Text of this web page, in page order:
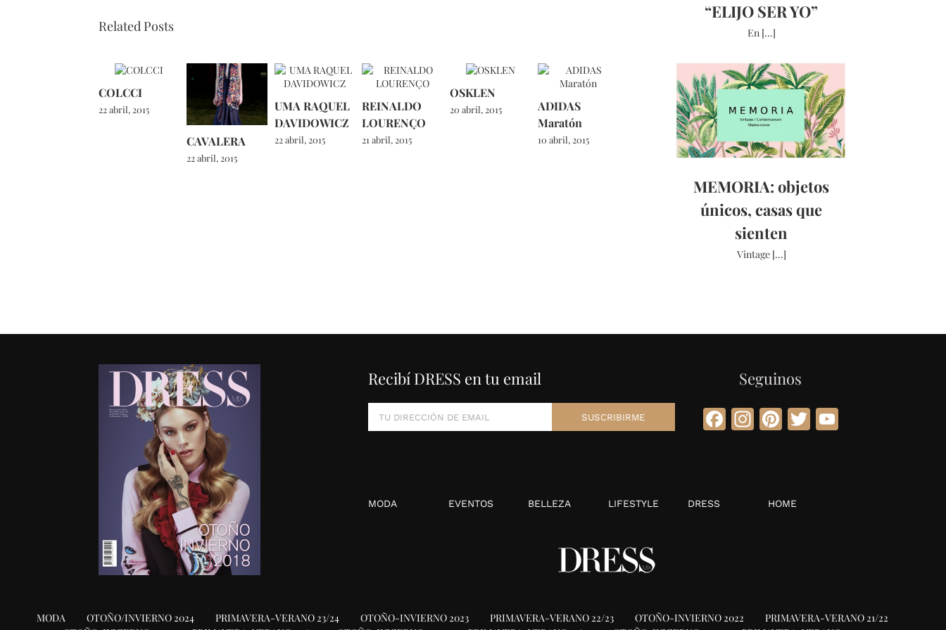
Related Posts
COLCCI
22 abril, 2015
CAVALERA
22 abril, 2015
UMA RAQUEL
DAVIDOWICZ
22 abril, 2015
REINALDO
LOURENÇO
21 abril, 2015
OSKLEN
20 abril, 2015
ADIDAS
Maratón
10 abril, 2015
“ELIJO SER YO”
En [...]
MEMORIA: objetos
únicos, casas que
sienten
Vintage [...]
Recibí DRESS en tu email Seguinos
Facebook
Instagram
Pinterest
TwitterYouTube
MODA EVENTOS BELLEZA LIFESTYLE DRESS HOME
MODA OTOÑO/INVIERNO 2024 PRIMAVERA-VERANO 23/24 OTOÑO-INVIERNO 2023 PRIMAVERA-VERANO 22/23 OTOÑO-INVIERNO 2022
PRIMAVERA-VERANO 21/22